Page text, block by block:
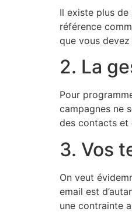
Il existe plus
référence
que vous
2. La
Pour
campagnes ne
des contacts et
3. Vos
On veut
email est
une contrainte